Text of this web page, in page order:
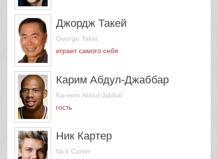
Джордж Такей
George Takei
играет самого себя
Карим Абдул-Джаббар
Kareem Abdul-Jabbar
гость
Ник Картер
Nick Carter